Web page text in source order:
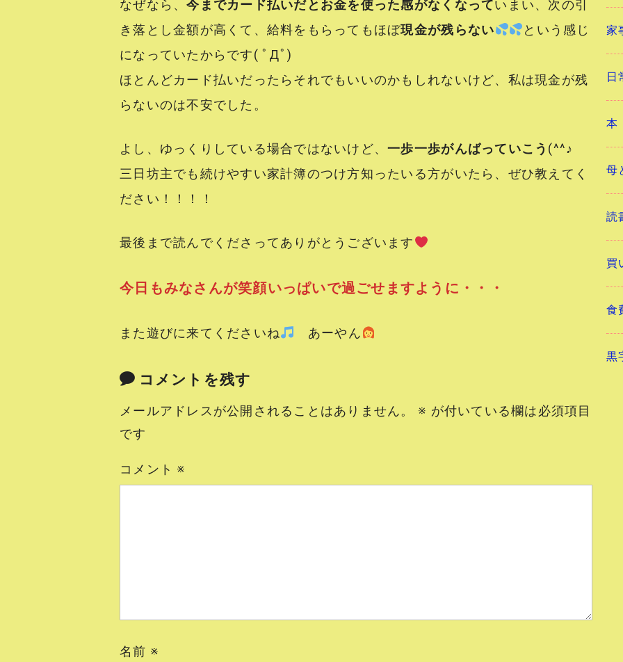
なぜなら、今までカード払いだとお金を使った感がなくなっていまい、次の引
き落とし金額が高くて、給料をもらってもほぼ現金が残らない
という感じ
になっていたからです( ﾟДﾟ)
ほとんどカード払いだったらそれでもいいのかもしれないけど、私は現金が残
らないのは不安でした。
よし、ゆっくりしている場合ではないけど、一歩一歩がんばっていこう (^^♪
三日坊主でも続けやすい家計簿のつけ方知ったいる方がいたら、ぜひ教えてく
ださい！！！！
最後まで読んでくださってありがとうございます
今日もみなさんが笑顔いっぱいで過ごせますように・・・
また遊びに来てくださいね あーやん
コメントを残す
メールアドレスが公開されることはありません。 ※ が付いている欄は必須項目
です
コメント ※
名前 ※
家
日
本
母
読
買
食
黒